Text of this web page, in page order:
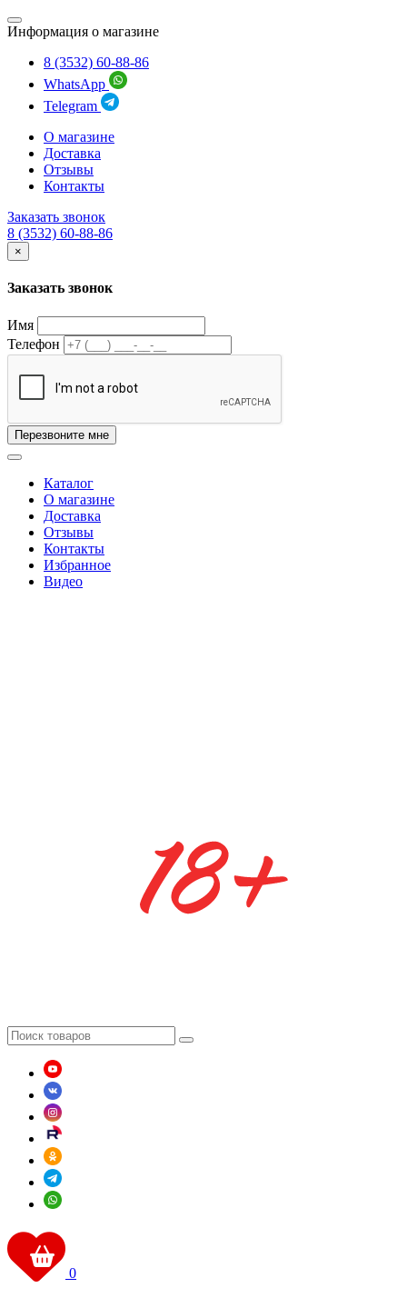
Информация о магазине
8 (3532) 60-88-86
WhatsApp
Telegram
О магазине
Доставка
Отзывы
Контакты
Заказать звонок
8 (3532) 60-88-86
×
Заказать звонок
Имя
Телефон
Перезвоните мне
Каталог
О магазине
Доставка
Отзывы
Контакты
Избранное
Видео
0